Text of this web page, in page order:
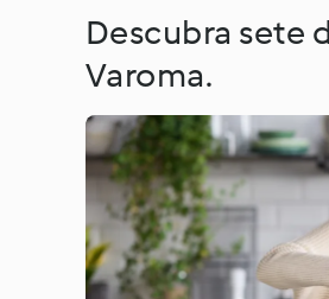
Descubra sete
Varoma.